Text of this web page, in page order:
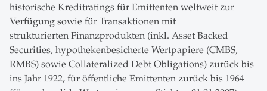
historische Kreditratings für Emittenten weltweit zur
Verfügung sowie für Transaktionen mit
strukturierten Finanzprodukten (inkl. Asset Backed
Securities, hypothekenbesicherte Wertpapiere (CMBS,
RMBS) sowie Collateralized Debt Obligations) zurück bis
ins Jahr 1922, für öffentliche Emittenten zurück bis 1964